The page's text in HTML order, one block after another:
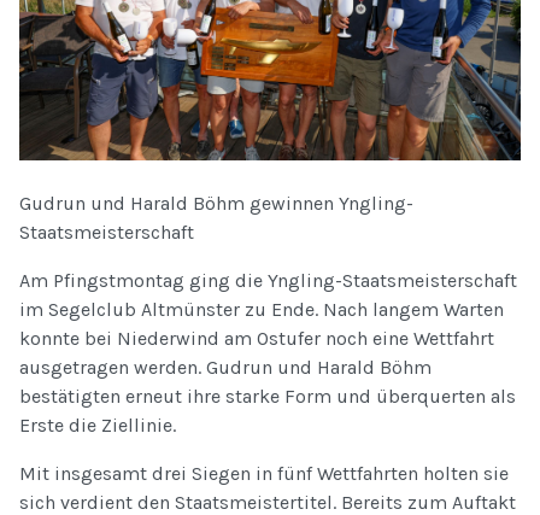
Gudrun und Harald Böhm gewinnen Yngling-
Staatsmeisterschaft
Am Pfingstmontag ging die Yngling-Staatsmeisterschaft
im Segelclub Altmünster zu Ende. Nach langem Warten
konnte bei Niederwind am Ostufer noch eine Wettfahrt
ausgetragen werden. Gudrun und Harald Böhm
bestätigten erneut ihre starke Form und überquerten als
Erste die Ziellinie.
Mit insgesamt drei Siegen in fünf Wettfahrten holten sie
sich verdient den Staatsmeistertitel. Bereits zum Auftakt